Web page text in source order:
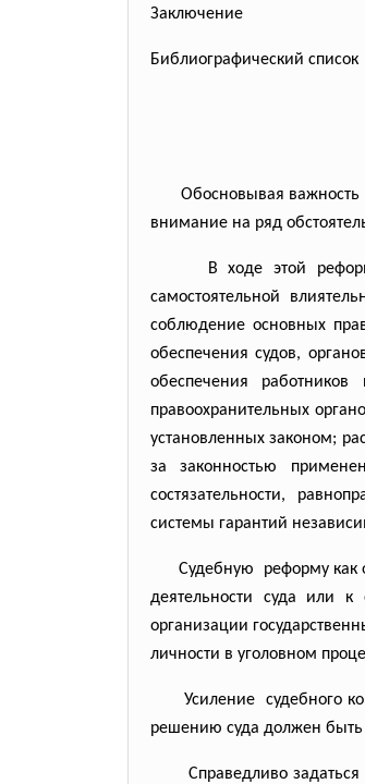
Заключение
Библиографический список
Обосновывая
внимание на ряд
В ходе этой
самостоятельной
соблюдение основных
обеспечения судов,
обеспечения
правоохранительных
установленных законом;
за законностью
состязательности,
системы гарантий
Судебную реформу как
деятельности суда или к
организации
личности в уголовном
Усиление судебного
решению суда должен быть
Справедливо